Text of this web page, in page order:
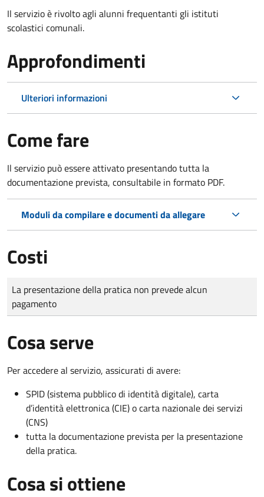
Il servizio è rivolto agli alunni frequentanti gli istituti
scolastici comunali.
Approfondimenti
Ulteriori informazioni
Come fare
Il servizio può essere attivato presentando tutta la
documentazione prevista, consultabile in formato PDF.
Moduli da compilare e documenti da allegare
Costi
Tipo di pagamento
Importo
La presentazione della pratica non prevede alcun
pagamento
Cosa serve
Per accedere al servizio, assicurati di avere:
SPID (sistema pubblico di identità digitale), carta
d’identità elettronica (CIE) o carta nazionale dei servizi
(CNS)
tutta la documentazione prevista per la presentazione
della pratica.
Cosa si ottiene